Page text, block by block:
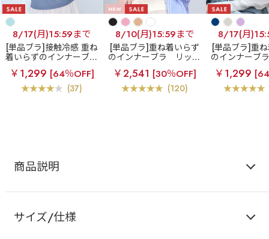
8/17(月)15:59まで
[単品ブラ]接触冷感 重ね
着いらずのインナーブラ
エアリークール リッチ
バスト ブラトップ (ワイ
ヤー入り)
￥1,299 [64％OFF]
(37)
8/10(月)15:59まで
[単品ブラ]重ね着いらず
のインナーブラ
リッチ
バスト ブラトップ (ワイ
ヤー入り)
￥2,541 [30％OFF]
(120)
8/17(月
[単品ブラ]重
のインナーブラ
バスト ブラト
ヤー入
￥1,299
商品説明
サイズ/仕様